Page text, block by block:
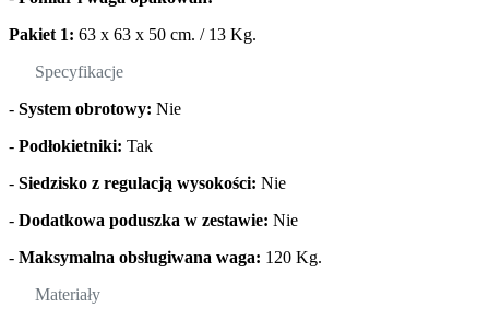
Pakiet 1: 63 x 63 x 50 cm. / 13 Kg.
Specyfikacje
- System obrotowy: Nie
- Podłokietniki: Tak
- Siedzisko z regulacją wysokości: Nie
- Dodatkowa poduszka w zestawie: Nie
- Maksymalna obsługiwana waga: 120 Kg.
Materiały